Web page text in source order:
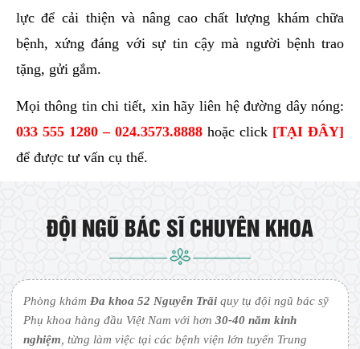
lực để cải thiện và nâng cao chất lượng khám chữa
bệnh, xứng đáng với sự tin cậy mà người bệnh trao
tặng, gửi gắm.
Mọi thông tin chi tiết, xin hãy liên hệ đường dây nóng:
033 555 1280 – 024.3573.8888hoặc click [TẠI ĐÂY]
để được tư vấn cụ thể.
ĐỘI NGŨ BÁC SĨ CHUYÊN KHOA
Phòng khámĐa khoa 52 Nguyễn Trãi quy tụ đội ngũ bác sỹ
Phụ khoa hàng đầu Việt Nam với hơn30-40 năm kinh
nghiệm , từng làm việc tại các bệnh viện lớn tuyến Trung